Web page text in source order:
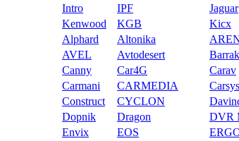
Intro IPF Jaguar
Kenwood KGB Kicx
Alphard Altonika
AVEL Avtodesert
Canny Car4G Carav
Carmani CARMEDIA Carsys
Construct CYCLON
Dopnik Dragon DVR
Envix EOS